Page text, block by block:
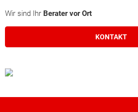
Wir sind Ihr Berater vor Ort
KONTAKT